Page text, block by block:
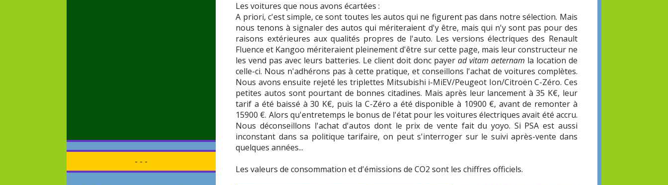
- - -
Les voitures que nous avons écartées :
A priori, c'est simple, ce sont toutes les autos qui ne figurent pas dans notre sélection. Mais
nous tenons à signaler des autos qui mériteraient d'y être, mais qui n'y sont pas pour des
raisons extérieures aux qualités propres de l'auto. Les versions électriques des Renault
Fluence et Kangoo mériteraient pleinement d'être sur cette page, mais leur constructeur ne
les vend pas avec leurs batteries. Le client doit donc payer ad vitam aeternam la location de
celle-ci. Nous n'adhérons pas à cette pratique, et conseillons l'achat de voitures complètes.
Nous avons ensuite rejeté les triplettes Mitsubishi i-MiEV/Peugeot Ion/Citroën C-Zéro. Ces
petites autos sont pourtant de bonnes citadines. Mais après leur lancement à 35 K€, leur
tarif a été baissé à 30 K€, puis la C-Zéro a été disponible à 10900 €, avant de remonter à
15900 €. Alors qu'entretemps le bonus de l'état pour les voitures électriques avait été accru.
Nous déconseillons l'achat d'autos dont le prix de vente fait du yoyo. Si PSA est aussi
inconstant dans sa politique tarifaire, on peut s'interroger sur le suivi après-vente dans
quelques années...
Les valeurs de consommation et d'émissions de CO2 sont les chiffres officiels.